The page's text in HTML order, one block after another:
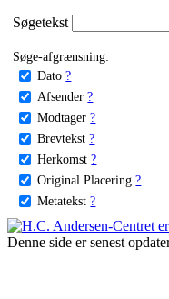
Søgetekst
Søge-afgrænsning:
Dato ?
Afsender ?
Modtager ?
Brevtekst ?
Herkomst ?
Original Placering ?
Metatekst ?
Denne side er senest